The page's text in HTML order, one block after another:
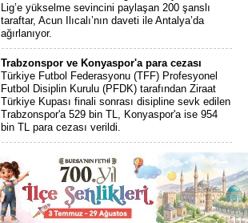
Lig’e yükselme sevincini paylaşan 200 şanslı
taraftar, Acun Ilıcalı’nın daveti ile Antalya’da
ağırlanıyor.
Trabzonspor ve Konyaspor'a para cezası
Türkiye Futbol Federasyonu (TFF) Profesyonel
Futbol Disiplin Kurulu (PFDK) tarafından Ziraat
Türkiye Kupası finali sonrası disipline sevk edilen
Trabzonspor'a 529 bin TL, Konyaspor'a ise 954
bin TL para cezası verildi.